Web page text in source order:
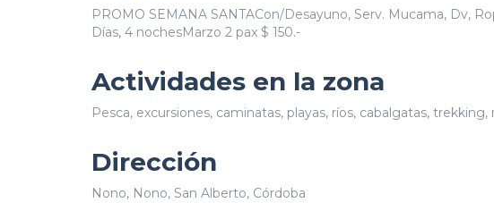
PROMO SEMANA SANTACon/Desayuno, Serv. Mucama, Dv,
Días, 4 nochesMarzo 2 pax $ 150.-
Actividades en la zona
Pesca, excursiones, caminatas, playas, ríos, cabalgatas, trekking,
Dirección
Nono, Nono, San Alberto, Córdoba